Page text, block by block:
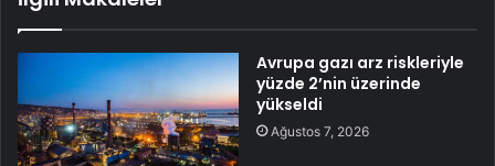
Avrupa gazı arz riskleriyle
yüzde 2’nin üzerinde
yükseldi
Ağustos 7, 2026